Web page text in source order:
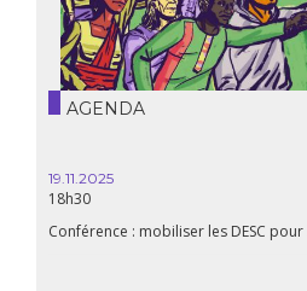
AGENDA
19.11.2025
18h30
Conférence : mobiliser les DESC